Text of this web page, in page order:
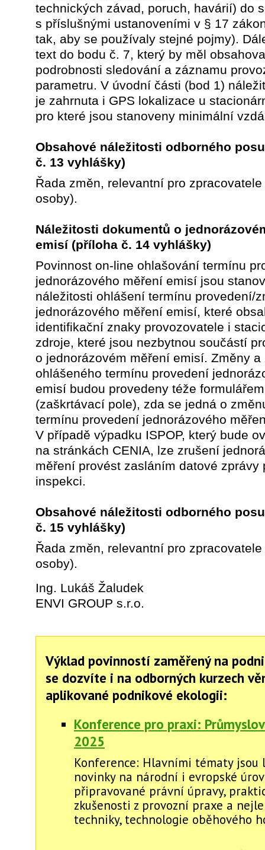
technických závad, poruch, havárií) do
s příslušnými ustanoveními v § 17
tak, aby se používaly stejné pojmy).
text do bodu č. 7, který by měl
podrobnosti sledování a záznamu
parametru. V úvodní části (bod 1)
je zahrnuta i GPS lokalizace u
pro které jsou stanoveny minimální
Obsahové náležitosti odborného
č. 13 vyhlášky)
Řada změn, relevantní pro
osoby).
Náležitosti dokumentů o
emisí(příloha č. 14 vyhlášky)
Povinnost on-line ohlašování termínu
jednorázového měření emisí jsou
náležitosti ohlášení termínu provedení/
jednorázového měření emisí, které
identifikační znaky provozovatele i
zdroje, které jsou nezbytnou součástí
o jednorázovém měření emisí. Změny a
ohlášeného termínu provedení
emisí budou provedeny téže
(zaškrtávací pole), zda se jedná o
termínu provedení jednorázového
V případě výpadku ISPOP, který bude
na stránkách CENIA, lze zrušení
měření provést zasláním datové zprávy
inspekci.
Obsahové náležitosti odborného
č. 15 vyhlášky)
Řada změn, relevantní pro
osoby).
Ing. Lukáš Žaludek
ENVI GROUP s.r.o.
Výklad povinností zaměřený na
se dozvíte i na odborných kurzech
aplikované podnikové ekologii:
Konference pro praxi:
2025
Konference: Hlavními tématy
novinky na národní i evropské
připravované právní úpravy,
zkušenosti z provozní praxe a
techniky, technologie oběhového